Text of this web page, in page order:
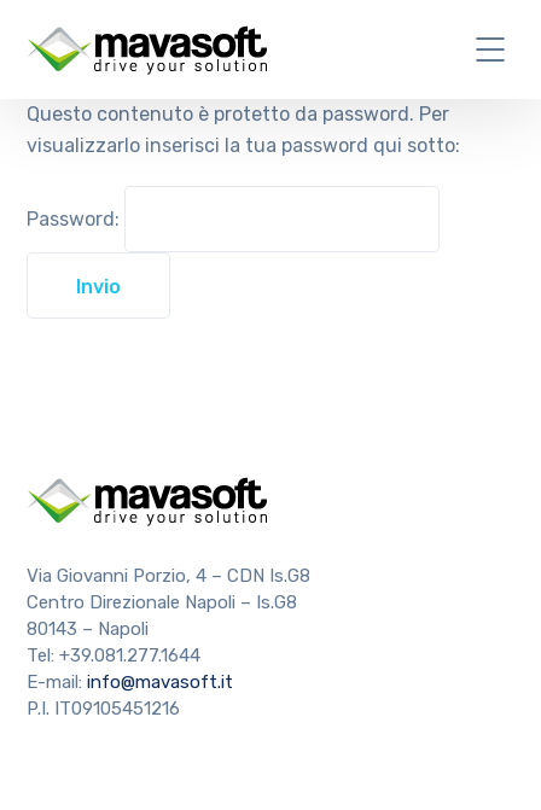
Questo contenuto è protetto da password. Per
visualizzarlo inserisci la tua password qui sotto:
Password:
Via Giovanni Porzio, 4 – CDN Is.G8
Centro Direzionale Napoli – Is.G8
80143 – Napoli
Tel: +39.081.277.1644
E-mail:info@mavasoft.it
P.I. IT09105451216